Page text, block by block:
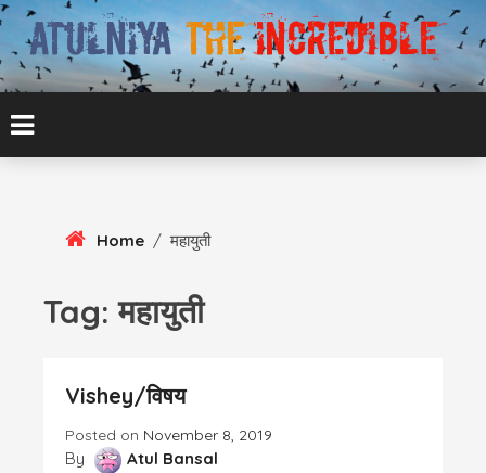
Skip
Content
ATULNIYA THE
INCREDIBLE
ATUL BANSAL AGRA
Home / महायुती
Tag:महायुती
Vishey/विषय
Posted on November 8, 2019
By Atul Bansal